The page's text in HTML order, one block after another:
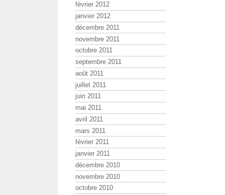
février 2012
janvier 2012
décembre 2011
novembre 2011
octobre 2011
septembre 2011
août 2011
juillet 2011
juin 2011
mai 2011
avril 2011
mars 2011
février 2011
janvier 2011
décembre 2010
novembre 2010
octobre 2010